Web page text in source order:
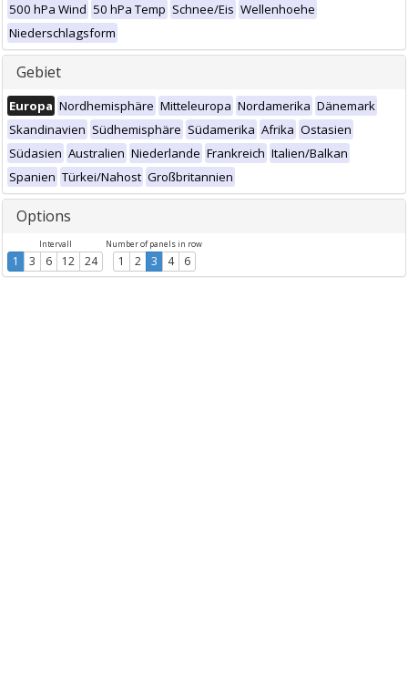
500 hPa Wind 50 hPa Temp Schnee/Eis Wellenhoehe
Niederschlagsform
Gebiet
Europa Nordhemisphäre Mitteleuropa Nordamerika Dänemark
Skandinavien Südhemisphäre Südamerika Afrika Ostasien
Südasien Australien Niederlande Frankreich Italien/Balkan
Spanien Türkei/Nahost Großbritannien
Options
Intervall
1 3 6 12 24
Number of panels in row
1 2 3 4 6